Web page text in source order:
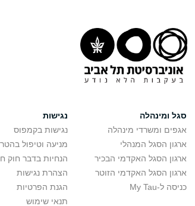
סגל ומינהלה
אגפים ומשרדי מינהלה
ארגון הסגל המנהלי
ארגון הסגל האקדמי הבכיר
ארגון הסגל האקדמי הזוטר
כניסה ל-My Tau
נגישות
נגישות בקמפוס
מניעה וטיפול
הנחיות בדבר חוק
הצהרת נגישות
הגנת הפרטיות
תנאי שימוש